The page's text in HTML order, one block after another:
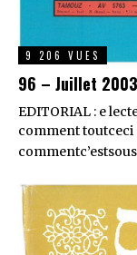
9 206 VUES
96 – Juillet 2003
EDITORIAL : e
comment toutceci